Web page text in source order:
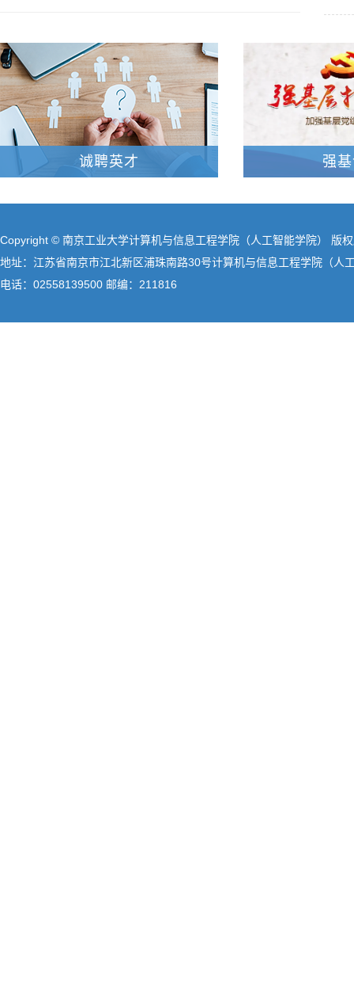
诚聘英才 强
Copyright © 南京工业大学计算机与信息工程学院（人工智能学院） 版
地址：江苏省南京市江北新区浦珠南路30号计算机与信息工程学院（人
电话：02558139500 邮编：211816